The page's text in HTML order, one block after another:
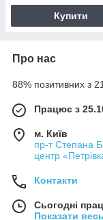
Купити
Про нас
88% позитивних з
Працює з
м. Київ
пр-т Степана
центр
Контакти
Сьогодні
Показати